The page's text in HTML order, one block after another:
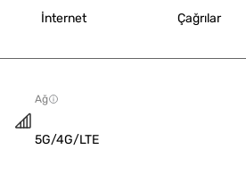
İnternet Çağrılar
Ağ
5G/4G/LTE